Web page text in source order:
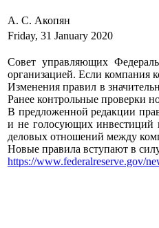
А. С. Акопян
Friday, 31 January 2020
Совет управляющих
организацией. Если компания
Изменения правил в
Ранее контрольные проверки
В предложенной редакции
и не голосующих инвестиций
деловых отношений между
Новые правила вступают в
https://www.federalreserve.gov/